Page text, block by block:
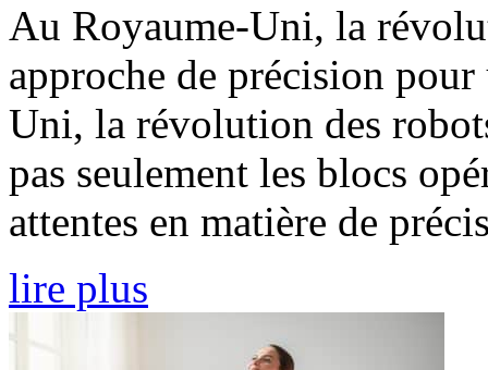
Au Royaume-Uni, la
approche de précision
Uni, la révolution des
pas seulement les blocs
attentes en matière de
lire plus